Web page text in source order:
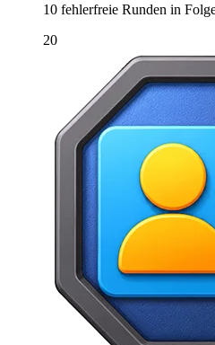
10 fehlerfreie Runden in
20